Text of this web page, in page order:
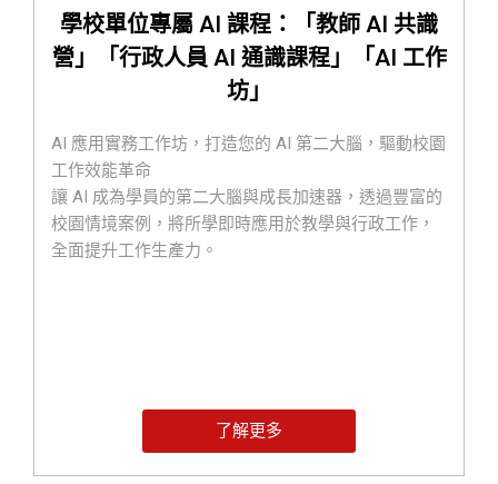
學校單位專屬 AI 課程：「教師 AI 共識
營」「行政人員 AI 通識課程」「AI 工作
坊」
AI 應用實務工作坊，打造您的 AI 第二大腦，驅動校園
工作效能革命
讓 AI 成為學員的第二大腦與成長加速器，透過豐富的
校園情境案例，將所學即時應用於教學與行政工作，
全面提升工作生產力。
了解更多